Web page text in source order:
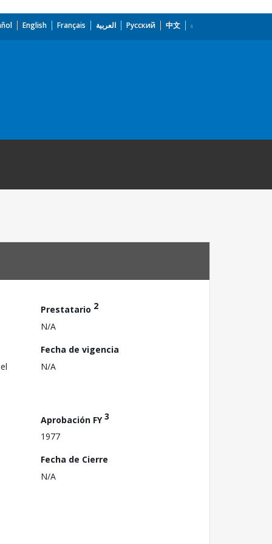
English Français العربية Русский 中文
Prestatario 2
N/A
Fecha de vigencia
N/A
Aprobación FY3
1977
Fecha de Cierre
N/A